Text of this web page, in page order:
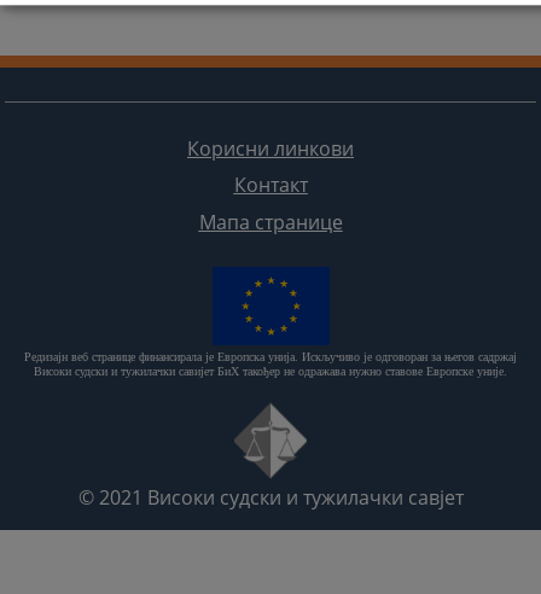
Корисни линкови
Контакт
Мапа странице
Редизајн веб странице финансирала је Европска унија. Искључиво је одговоран за његов садржај
Високи судски и тужилачки савијет БиХ такођер не одражава нужно ставове Европске уније.
© 2021 Високи судски и тужилачки савјет